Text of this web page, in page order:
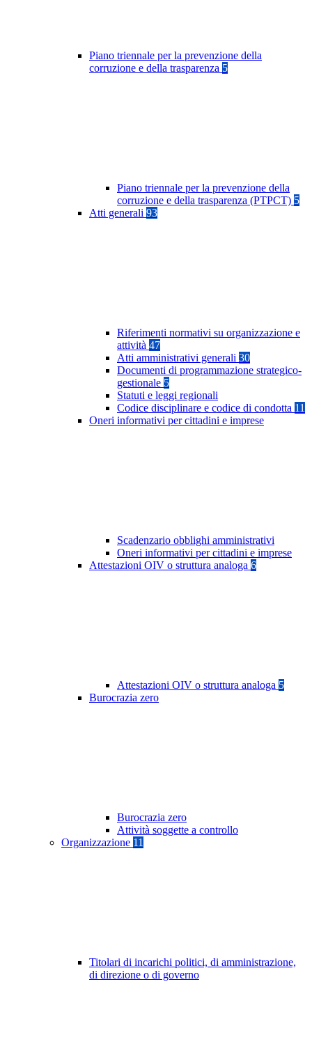
Piano triennale per la prevenzione della
corruzione e della trasparenza 5
Piano triennale per la prevenzione della
corruzione e della trasparenza (PTPCT) 5
Atti generali 93
Riferimenti normativi su organizzazione e
attività 47
Atti amministrativi generali 30
Documenti di programmazione strategico-
gestionale 5
Statuti e leggi regionali
Codice disciplinare e codice di condotta 11
Oneri informativi per cittadini e imprese
Scadenzario obblighi amministrativi
Oneri informativi per cittadini e imprese
Attestazioni OIV o struttura analoga 6
Attestazioni OIV o struttura analoga 5
Burocrazia zero
Burocrazia zero
Attività soggette a controllo
Organizzazione 11
Titolari di incarichi politici, di amministrazione,
di direzione o di governo